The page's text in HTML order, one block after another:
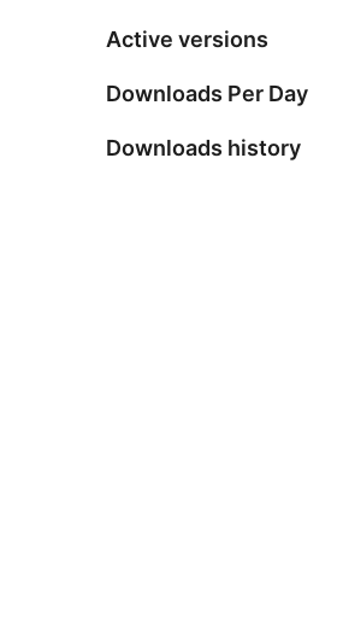
Active versions
Downloads Per Day
Downloads history